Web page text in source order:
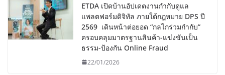
ETDA เปิดบ้านอัปเดตงานกำกับดูแล
แพลตฟอร์มดิจิทัล ภายใต้กฎหมาย DPS ปี
2569 เดินหน้าต่อยอด “กลไกร่วมกำกับ”
ครอบคลุมมาตรฐานสินค้า-แข่งขันเป็น
ธรรม-ป้องกัน Online Fraud
22/01/2026